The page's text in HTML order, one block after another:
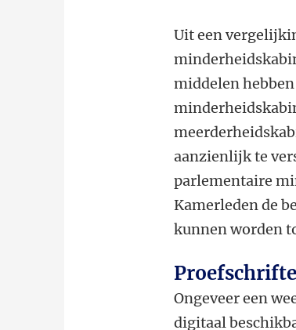
Uit een
middelen
aanzienlijk te
parlementaire
Kamerleden de
kunnen worden
Ongeveer een
digitaal